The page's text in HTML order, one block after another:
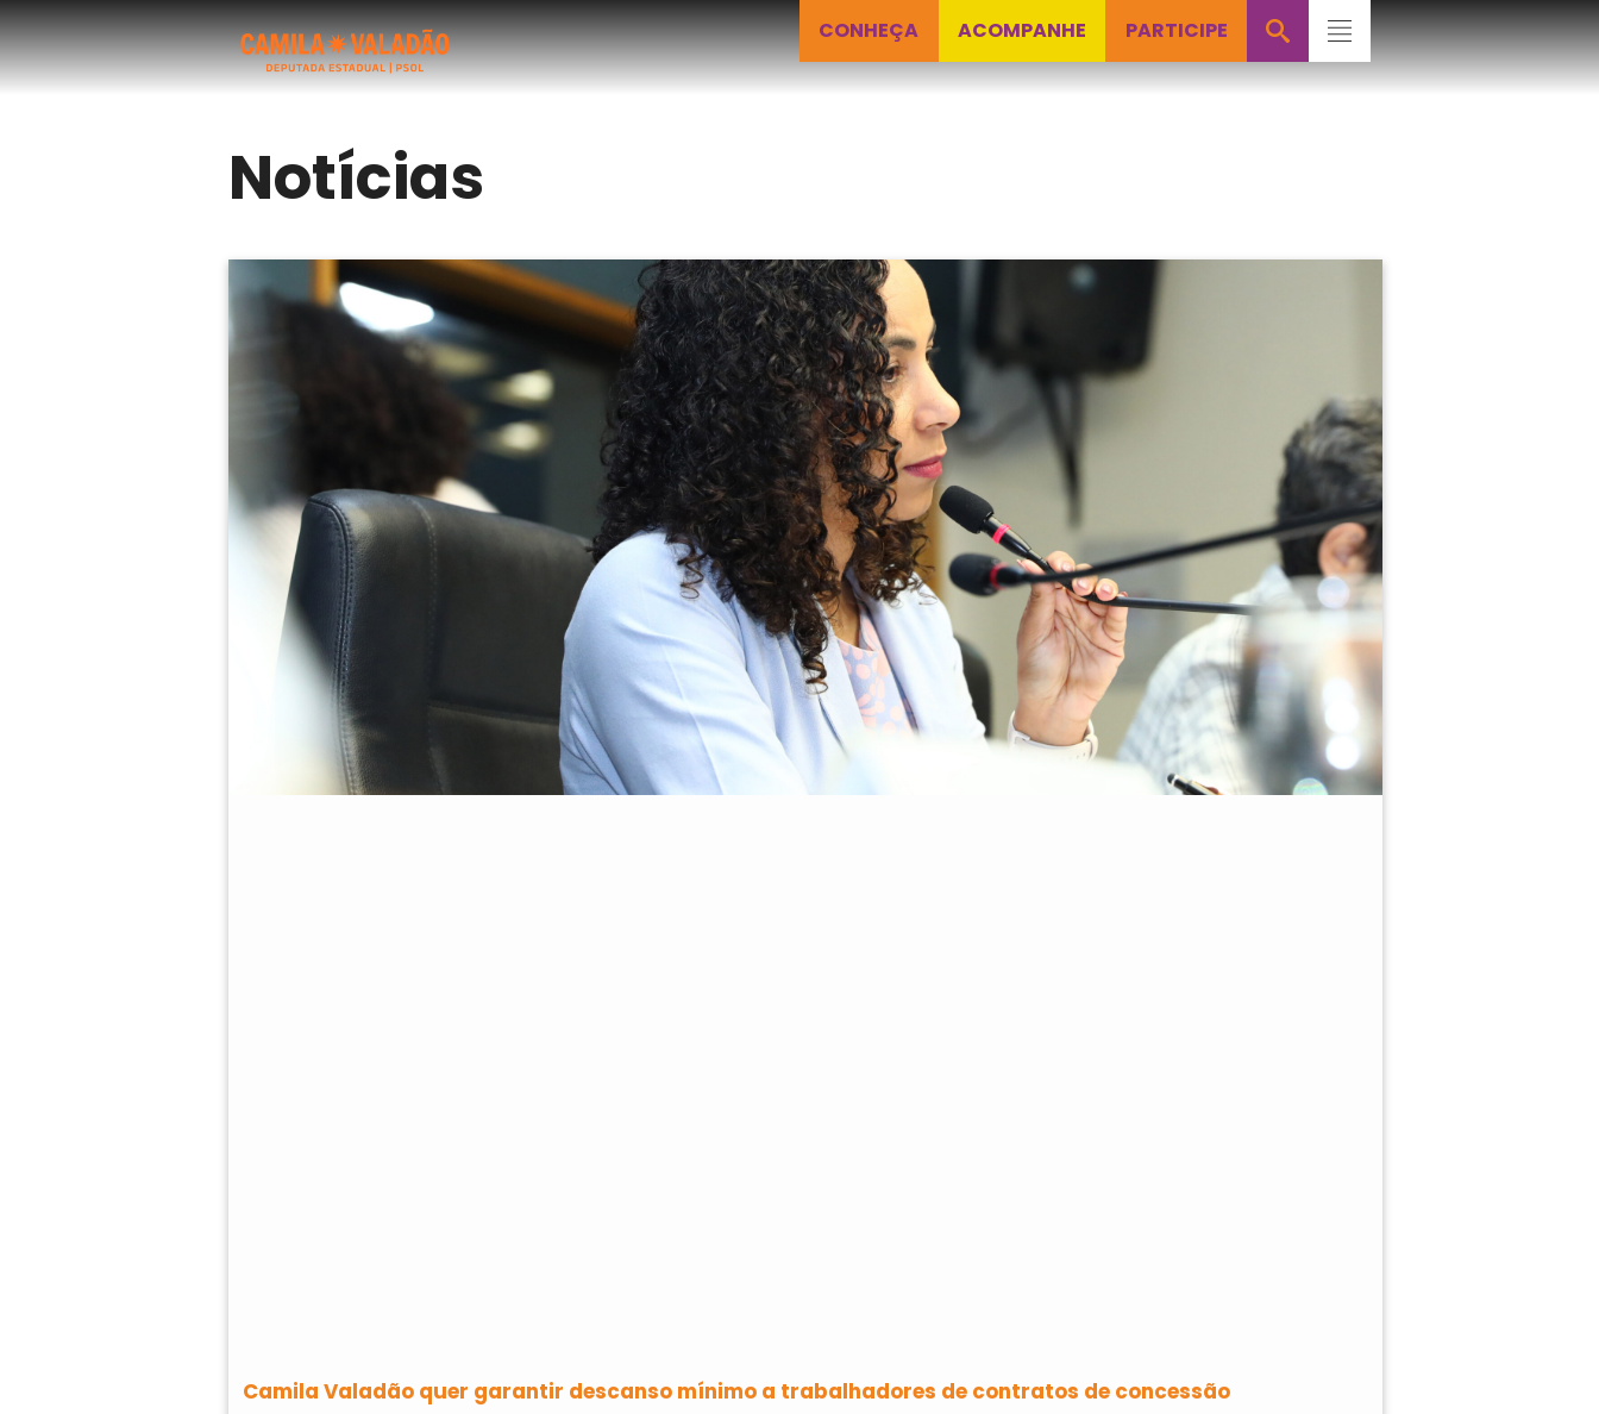
CONHEÇA ACOMPANHE PARTICIPE
Notícias
Camila Valadão quer garantir descanso mínimo a trabalhadores de contratos de concessão